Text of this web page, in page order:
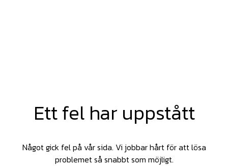
Ett fel har uppstått
Något gick fel på vår sida. Vi jobbar hårt för att lösa
problemet så snabbt som möjligt.